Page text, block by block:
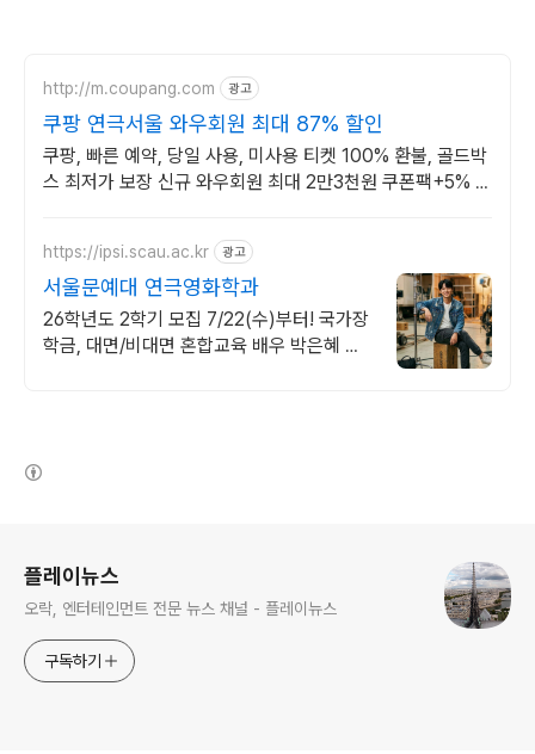
http://m.coupang.com 광고
쿠팡 연극서울 와우회원 최대 87% 할인
쿠팡, 빠른 예약, 당일 사용, 미사용 티켓 100% 환불, 골드박
스 최저가 보장 신규 와우회원 최대 2만3천원 쿠폰팩+5% 추
https://ipsi.scau.ac.kr 광고
서울문예대 연극영화학과
26학년도 2학기 모집 7/22(수)부터! 국가장
학금, 대면/비대면 혼합교육 배우 박은혜 원
플레이뉴스
오락, 엔터테인먼트 전문 뉴스 채널 - 플레이뉴스
구독하기